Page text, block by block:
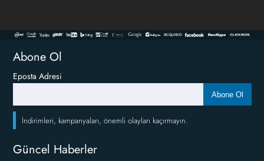
Abone Ol
Eposta Adresi
Abone Ol
İndirimleri, kampanyaları, önemli olayları kaçırmayın.
Güncel Haberler